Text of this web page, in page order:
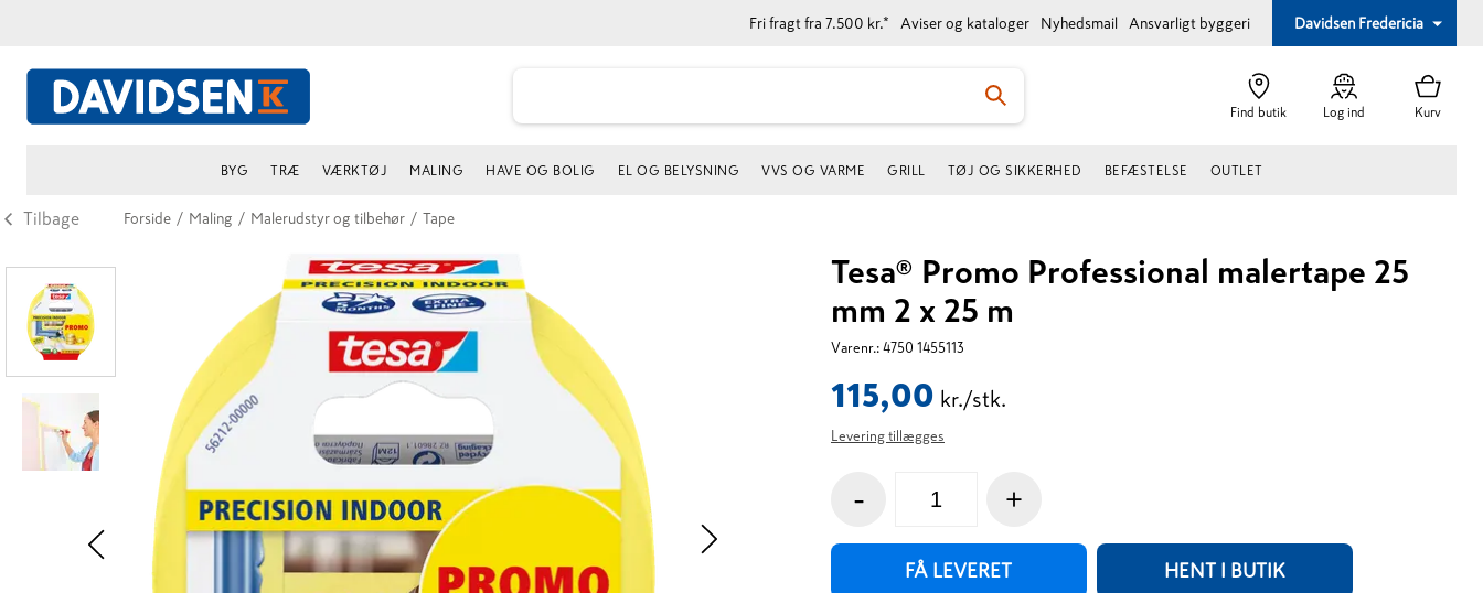
Fri fragt fra 7.500 kr.* Aviser og kataloger Nyhedsmail Ansvarligt byggeri Davidsen Fredericia
Find butik Log ind Kurv
BYG TRÆ VÆRKTØJ MALING HAVE OG BOLIG EL OG BELYSNING VVS OG VARME GRILL TØJ OG SIKKERHED BEFÆSTELSE OUTLET
Tilbage Forside / Maling / Malerudstyr og tilbehør / Tape
Tesa® Promo Professional malertape 25
mm 2 x 25 m
Varenr.: 4750 1455113
115,00 kr./stk.
Levering tillægges
- +
FÅ LEVERET HENT I BUTIK